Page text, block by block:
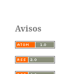
Avisos